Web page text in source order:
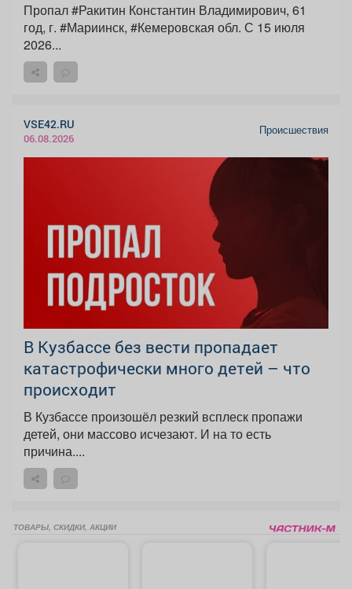
Пропал #Ракитин Константин Владимирович, 61
год, г. #Мариинск, #Кемеровская обл. С 15 июля
2026...
VSE42.RU
06.08.2026
Происшествия
В Кузбассе без вести пропадает
катастрофически много детей – что
происходит
В Кузбассе произошёл резкий всплеск пропажи
детей, они массово исчезают. И на то есть
причина....
ТОВАРЫ, СКИДКИ, АКЦИИ